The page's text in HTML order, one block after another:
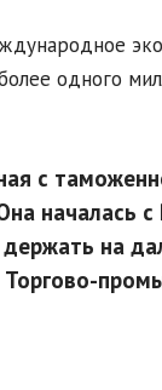
одного
с
началась с
на